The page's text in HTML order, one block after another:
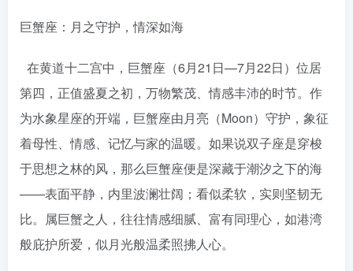
巨蟹座：月之守护，情深如海
在黄道十二宫中，巨蟹座（6月21日—7月22日）位居
第四，正值盛夏之初，万物繁茂、情感丰沛的时节。作
为水象星座的开端，巨蟹座由月亮（Moon）守护，象征
着母性、情感、记忆与家的温暖。如果说双子座是穿梭
于思想之林的风，那么巨蟹座便是深藏于潮汐之下的海
——表面平静，内里波澜壮阔；看似柔软，实则坚韧无
比。属巨蟹之人，往往情感细腻、富有同理心，如港湾
般庇护所爱，似月光般温柔照拂人心。